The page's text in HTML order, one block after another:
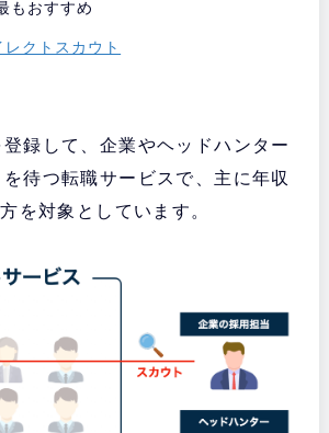
もおすすめ
クトスカウト
録して、企業やヘッドハンター
待つ転職サービスで、主に年収
を対象としています。